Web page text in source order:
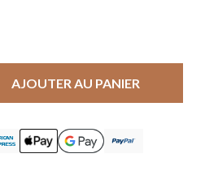
AJOUTER AU PANIER